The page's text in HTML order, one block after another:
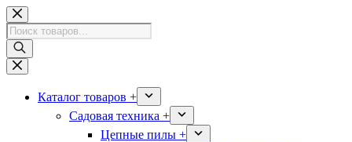
Перейти
к
сути
Поиск
товаров
Каталог товаров +
Садовая техника +
Цепные пилы +